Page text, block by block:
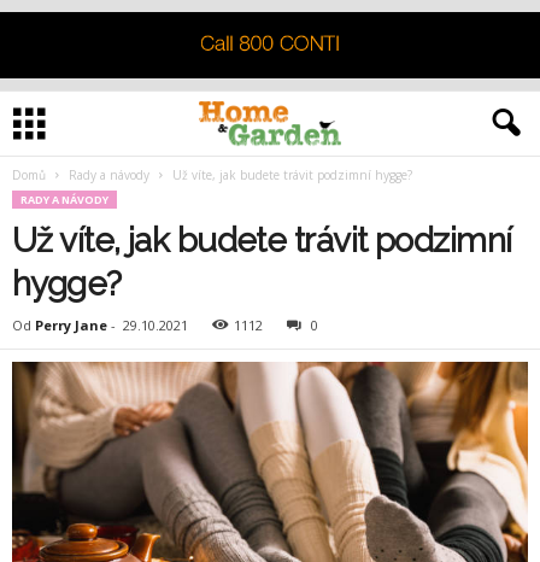
Domů Rady a návody Už víte, jak budete trávit podzimní hygge?
RADY A NÁVODY
Už víte, jak budete trávit podzimní
hygge?
Od Perry Jane - 29.10.2021 1112 0